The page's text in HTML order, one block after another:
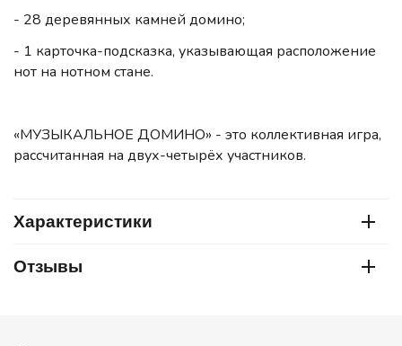
- 28 деревянных камней домино;
- 1 карточка-подсказка, указывающая расположение
нот на нотном стане.
«МУЗЫКАЛЬНОЕ ДОМИНО» - это коллективная игра,
рассчитанная на двух-четырёх участников.
Характеристики
Отзывы